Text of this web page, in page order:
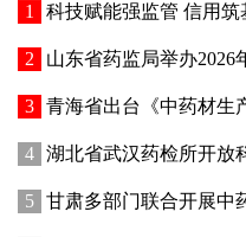
科技赋能强监管 信用筑基护民生——
山东省药监局举办2026
青海省出台《中药材生产质量管理
湖北省武汉药检所开放科普
甘肃多部门联合开展中药